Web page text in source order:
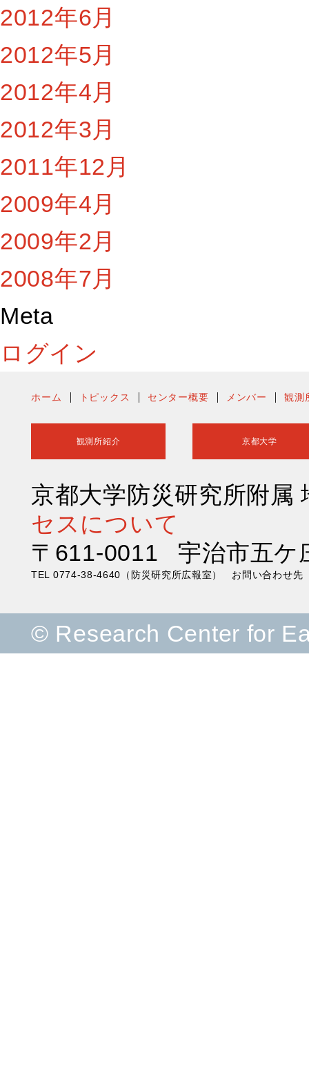
2012年6月
2012年5月
2012年4月
2012年3月
2011年12月
2009年4月
2009年2月
2008年7月
Meta
ログイン
ホーム トピックス センター概要 メンバー 観測
観測所紹介 京都大学
京都大学防災研究所附
セスについて
〒611-0011 宇治市五ケ
TEL 0774-38-4640（防災研究所広報室） お問い合わせ先
© Research Center for